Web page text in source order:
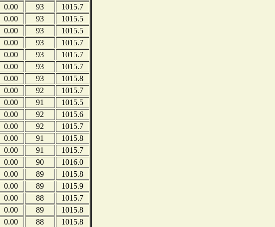
0.00 93
1015.7
0.00 93
1015.5
0.00 93
1015.5
0.00 93
1015.7
0.00 93
1015.7
0.00 93
1015.7
0.00 93
1015.8
0.00 92
1015.7
0.00 91
1015.5
0.00 92
1015.6
0.00 92
1015.7
0.00 91
1015.8
0.00 91
1015.7
0.00 90
1016.0
0.00 89
1015.8
0.00 89
1015.9
0.00 88
1015.7
0.00 89
1015.8
0.00 88 1015.8